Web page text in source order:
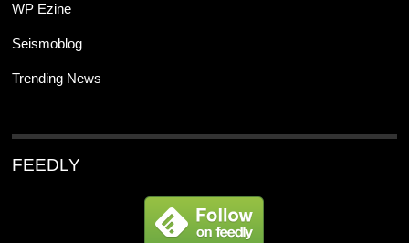
WP Ezine
Seismoblog
Trending News
FEEDLY